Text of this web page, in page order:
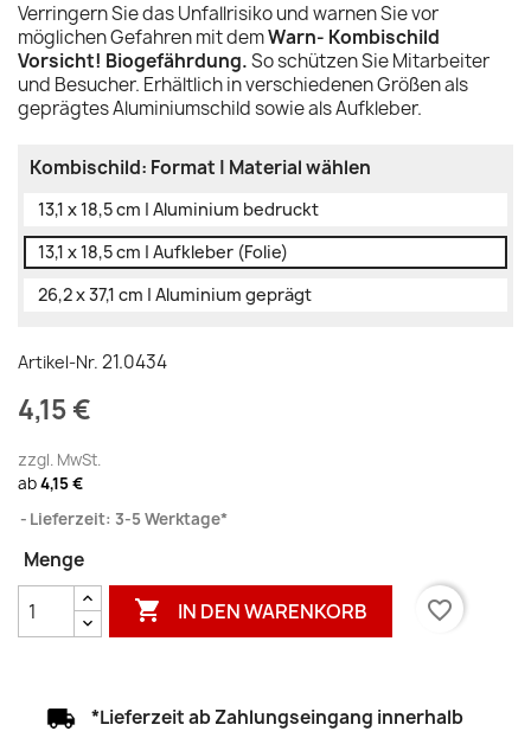
Verringern Sie das Unfallrisiko und warnen Sie vor
möglichen Gefahren mit demWarn- Kombischild
Vorsicht! Biogefährdung.So schützen Sie Mitarbeiter
und Besucher. Erhältlich in verschiedenen Größen als
geprägtes Aluminiumschild sowie als Aufkleber.
Kombischild: Format | Material wählen
13,1 x 18,5 cm | Aluminium bedruckt
13,1 x 18,5 cm | Aufkleber (Folie)
26,2 x 37,1 cm | Aluminium geprägt
Artikel-Nr. 21.0434
4,15 €
zzgl. MwSt.
ab4,15 €
Lieferzeit: 3-5 Werktage*
Menge
 IN DEN WARENKORB favorite_border
*Lieferzeit ab Zahlungseingang innerhalb